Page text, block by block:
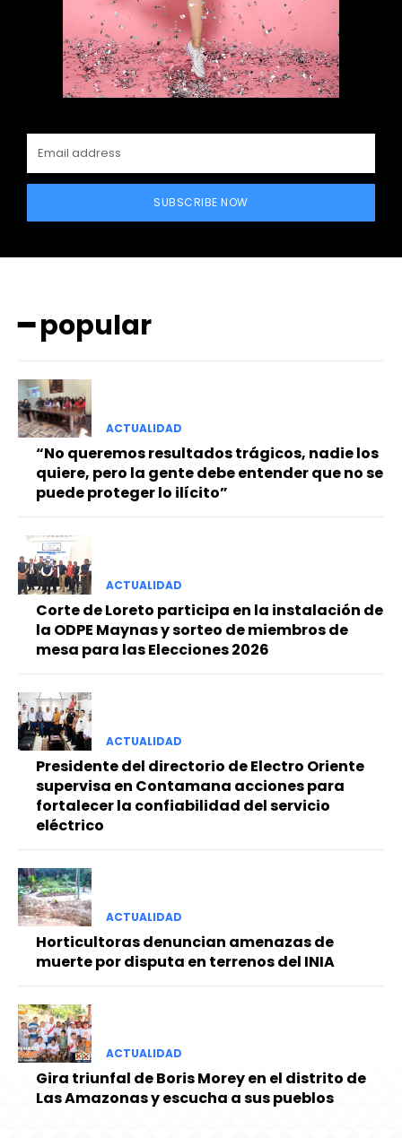
━ Planes
SUBSCRIBE NOW
━ popular
ACTUALIDAD
“No queremos resultados trágicos, nadie los
quiere, pero la gente debe entender que no se
puede proteger lo ilícito”
ACTUALIDAD
Corte de Loreto participa en la instalación de
la ODPE Maynas y sorteo de miembros de
mesa para las Elecciones 2026
ACTUALIDAD
Presidente del directorio de Electro Oriente
supervisa en Contamana acciones para
fortalecer la confiabilidad del servicio
eléctrico
ACTUALIDAD
Horticultoras denuncian amenazas de
muerte por disputa en terrenos del INIA
ACTUALIDAD
Gira triunfal de Boris Morey en el distrito de
Las Amazonas y escucha a sus pueblos